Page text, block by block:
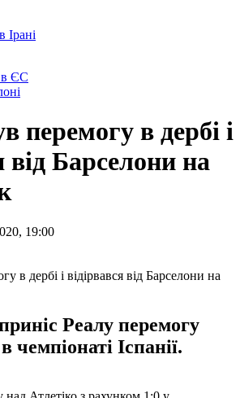
Ірані
в ЄС
перемогу в дербі і
від Барселони на
19:00
Реалу перемогу
чемпіонаті Іспанії.